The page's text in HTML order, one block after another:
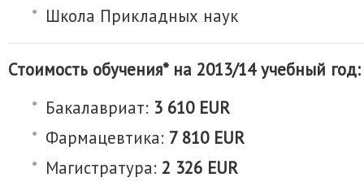
Школа Прикладных наук
Стоимость обучения* на 2013/14 учебный год:
Бакалавриат: 3 610 EUR
Фармацевтика: 7 810 EUR
Магистратура: 2 326 EUR